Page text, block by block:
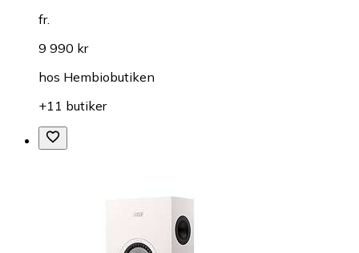
fr.
9 990 kr
hos Hembiobutiken
+11 butiker